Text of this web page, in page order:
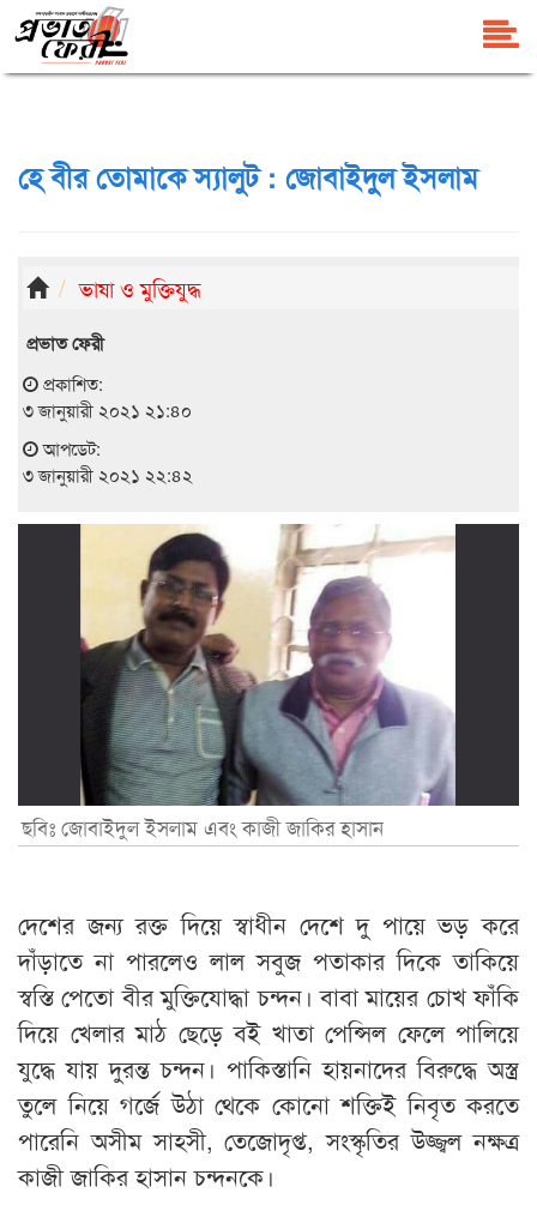
হে বীর তোমাকে স্যালুট : জোবাইদুল ইসলাম
ভাষা ও মুক্তিযুদ্ধ
প্রভাত ফেরী
প্রকাশিত:
৩ জানুয়ারী ২০২১ ২১:৪০
আপডেট:
৩ জানুয়ারী ২০২১ ২২:৪২
ছবিঃ জোবাইদুল ইসলাম এবং কাজী জাকির হাসান
দেশের জন্য রক্ত দিয়ে স্বাধীন দেশে দু পায়ে ভড় করে
দাঁড়াতে না পারলেও লাল সবুজ পতাকার দিকে তাকিয়ে
স্বস্তি পেতো বীর মুক্তিযোদ্ধা চন্দন। বাবা মায়ের চোখ ফাঁকি
দিয়ে খেলার মাঠ ছেড়ে বই খাতা পেন্সিল ফেলে পালিয়ে
যুদ্ধে যায় দুরন্ত চন্দন। পাকিস্তানি হায়নাদের বিরুদ্ধে অস্ত্র
তুলে নিয়ে গর্জে উঠা থেকে কোনো শক্তিই নিবৃত করতে
পারেনি অসীম সাহসী, তেজোদৃপ্ত, সংস্কৃতির উজ্জ্বল নক্ষত্র
কাজী জাকির হাসান চন্দনকে।